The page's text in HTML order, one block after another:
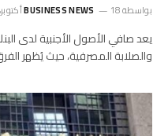
بواسطة BUSINESS NEWS 18 أكتوبر، 2024
يعد صافي الأصول الأجنبية لدى
والصلابة المصرفية، حيث يُظهر